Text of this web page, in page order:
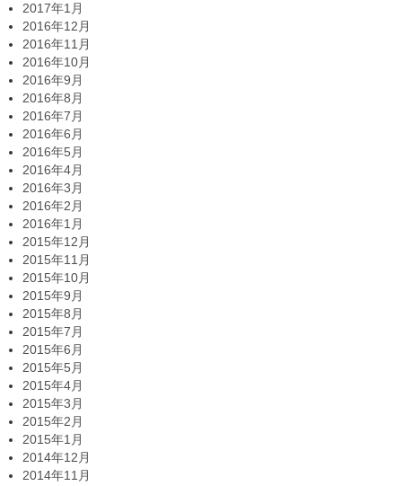
2017年1月
2016年12月
2016年11月
2016年10月
2016年9月
2016年8月
2016年7月
2016年6月
2016年5月
2016年4月
2016年3月
2016年2月
2016年1月
2015年12月
2015年11月
2015年10月
2015年9月
2015年8月
2015年7月
2015年6月
2015年5月
2015年4月
2015年3月
2015年2月
2015年1月
2014年12月
2014年11月